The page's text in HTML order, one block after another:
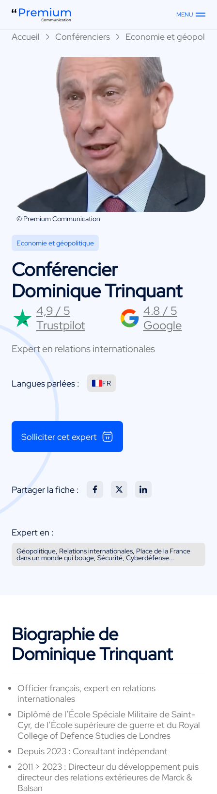
MENU
Accueil Conférenciers Economie et
© Premium Communication
Economie et géopolitique
Conférencier
Dominique Trinquant
4,9 / 5
Trustpilot
4.8 / 5
Google
Expert en relations internationales
Langues parlées : FR
Solliciter cet expert
Partager la fiche :
Expert en :
Géopolitique, Relations internationales, Place de la France
dans un monde qui bouge, Sécurité, Cyberdéfense...
Biographie de
Dominique Trinquant
Officier français, expert en relations
internationales
Diplômé de l’École Spéciale Militaire de Saint-
Cyr, de l’École supérieure de guerre et du Royal
College of Defence Studiesde Londres
Depuis 2023 : Consultant indépendant
2011 > 2023 : Directeur du développement puis
directeur des relations extérieuresde Marck &
Balsan